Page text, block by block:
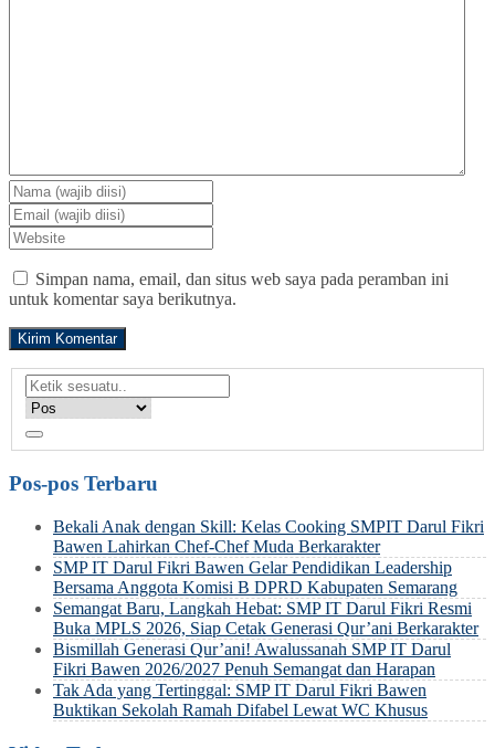
Simpan nama, email, dan situs web saya pada peramban ini
untuk komentar saya berikutnya.
Pos-pos Terbaru
Bekali Anak dengan Skill: Kelas Cooking SMPIT Darul Fikri
Bawen Lahirkan Chef-Chef Muda Berkarakter
SMP IT Darul Fikri Bawen Gelar Pendidikan Leadership
Bersama Anggota Komisi B DPRD Kabupaten Semarang
Semangat Baru, Langkah Hebat: SMP IT Darul Fikri Resmi
Buka MPLS 2026, Siap Cetak Generasi Qur’ani Berkarakter
Bismillah Generasi Qur’ani! Awalussanah SMP IT Darul
Fikri Bawen 2026/2027 Penuh Semangat dan Harapan
Tak Ada yang Tertinggal: SMP IT Darul Fikri Bawen
Buktikan Sekolah Ramah Difabel Lewat WC Khusus